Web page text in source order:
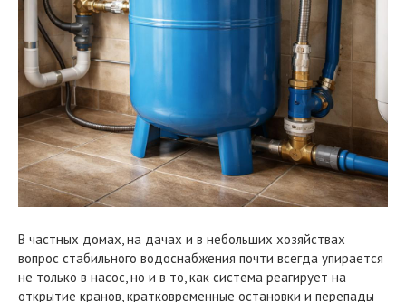
В частных домах, на дачах и в небольших хозяйствах
вопрос стабильного водоснабжения почти всегда упирается
не только в насос, но и в то, как система реагирует на
открытие кранов, кратковременные остановки и перепады